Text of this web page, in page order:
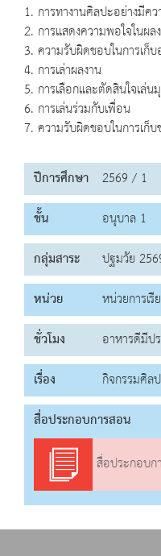
1. การทางานศิลปะอย่างมีค
2. การแสดงความพอใจในผล
3. ความรับผิดชอบในการเก็
4. การเล่าผลงาน
5. การเลือกและตัดสินใจเล่
6. การเล่นร่วมกับเพื่อน
7. ความรับผิดชอบในการเก็บ
ปีการศึกษา 2569 / 1
ชั้น
อนุบาล 1
กลุ่มสาระ
ปฐมวัย
หน่วย
หน่วยการเ
ชั่วโมง
อาหารดีมีป
เรื่อง
กิจกรรมศิล
สื่อประกอบการสอน
สื่อประกอบการส